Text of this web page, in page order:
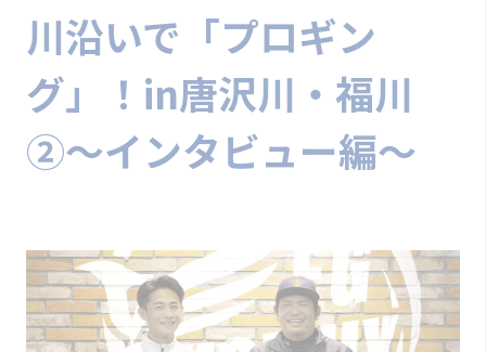
川沿いで「プロギン
グ」！in唐沢川・福川
②〜インタビュー編〜